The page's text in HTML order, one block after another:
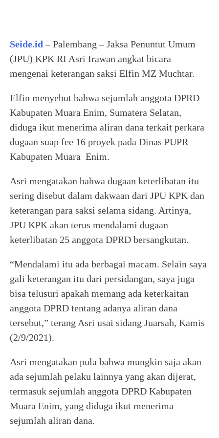
Seide.id – Palembang – Jaksa Penuntut Umum
(JPU) KPK RI Asri Irawan angkat bicara
mengenai keterangan saksi Elfin MZ Muchtar.
Elfin menyebut bahwa sejumlah anggota DPRD
Kabupaten Muara Enim, Sumatera Selatan,
diduga ikut menerima aliran dana terkait perkara
dugaan suap fee 16 proyek pada Dinas PUPR
Kabupaten Muara Enim.
Asri mengatakan bahwa dugaan keterlibatan itu
sering disebut dalam dakwaan dari JPU KPK dan
keterangan para saksi selama sidang. Artinya,
JPU KPK akan terus mendalami dugaan
keterlibatan 25 anggota DPRD bersangkutan.
“Mendalami itu ada berbagai macam. Selain saya
gali keterangan itu dari persidangan, saya juga
bisa telusuri apakah memang ada keterkaitan
anggota DPRD tentang adanya aliran dana
tersebut,” terang Asri usai sidang Juarsah, Kamis
(2/9/2021).
Asri mengatakan pula bahwa mungkin saja akan
ada sejumlah pelaku lainnya yang akan dijerat,
termasuk sejumlah anggota DPRD Kabupaten
Muara Enim, yang diduga ikut menerima
sejumlah aliran dana.